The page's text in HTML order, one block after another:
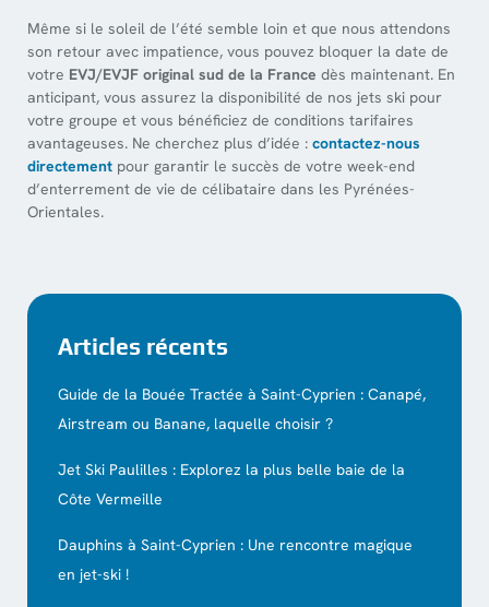
Même si le soleil de l’été semble loin et que nous attendons
son retour avec impatience, vous pouvez bloquer la date de
votre EVJ/EVJF original sud de la France dès maintenant. En
anticipant, vous assurez la disponibilité de nos jets ski pour
votre groupe et vous bénéficiez de conditions tarifaires
avantageuses. Ne cherchez plus d’idée : contactez-nous
directement pour garantir le succès de votre week-end
d’enterrement de vie de célibataire dans les Pyrénées-
Orientales.
Articles récents
Guide de la Bouée Tractée à Saint-Cyprien : Canapé,
Airstream ou Banane, laquelle choisir ?
Jet Ski Paulilles : Explorez la plus belle baie de la
Côte Vermeille
Dauphins à Saint-Cyprien : Une rencontre magique
en jet-ski !